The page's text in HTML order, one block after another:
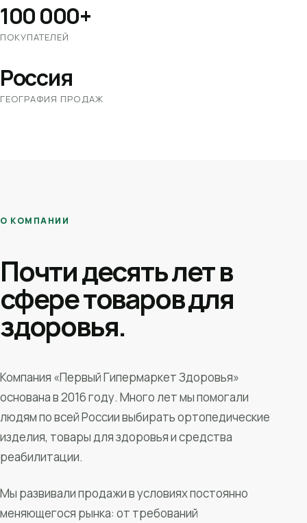
100 000+
ПОКУПАТЕЛЕЙ
Россия
ГЕОГРАФИЯ ПРОДАЖ
О КОМПАНИИ
Почти десять лет в
сфере товаров для
здоровья.
Компания «Первый Гипермаркет Здоровья»
основана в 2016 году. Много лет мы помогали
людям по всей России выбирать ортопедические
изделия, товары для здоровья и средства
реабилитации.
Мы развивали продажи в условиях постоянно
меняющегося рынка: от требований